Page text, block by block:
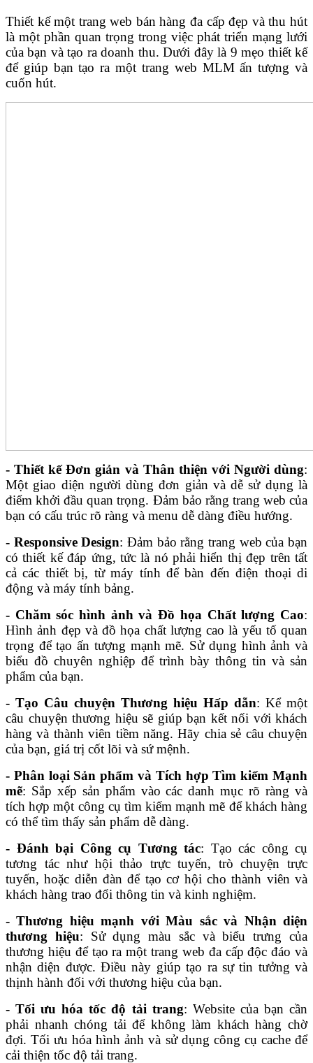
Thiết kế một trang web bán hàng đa cấp đẹp và thu hút
là một phần quan trọng trong việc phát triển mạng lưới
của bạn và tạo ra doanh thu. Dưới đây là 9 mẹo thiết kế
để giúp bạn tạo ra một trang web MLM ấn tượng và
cuốn hút.
- Thiết kế Đơn giản và Thân thiện với Người dùng:
Một giao diện người dùng đơn giản và dễ sử dụng là
điểm khởi đầu quan trọng. Đảm bảo rằng trang web của
bạn có cấu trúc rõ ràng và menu dễ dàng điều hướng.
- Responsive Design: Đảm bảo rằng trang web của bạn
có thiết kế đáp ứng, tức là nó phải hiển thị đẹp trên tất
cả các thiết bị, từ máy tính để bàn đến điện thoại di
động và máy tính bảng.
- Chăm sóc hình ảnh và Đồ họa Chất lượng Cao:
Hình ảnh đẹp và đồ họa chất lượng cao là yếu tố quan
trọng để tạo ấn tượng mạnh mẽ. Sử dụng hình ảnh và
biểu đồ chuyên nghiệp để trình bày thông tin và sản
phẩm của bạn.
- Tạo Câu chuyện Thương hiệu Hấp dẫn: Kể một
câu chuyện thương hiệu sẽ giúp bạn kết nối với khách
hàng và thành viên tiềm năng. Hãy chia sẻ câu chuyện
của bạn, giá trị cốt lõi và sứ mệnh.
- Phân loại Sản phẩm và Tích hợp Tìm kiếm Mạnh
mẽ: Sắp xếp sản phẩm vào các danh mục rõ ràng và
tích hợp một công cụ tìm kiếm mạnh mẽ để khách hàng
có thể tìm thấy sản phẩm dễ dàng.
- Đánh bại Công cụ Tương tác: Tạo các công cụ
tương tác như hội thảo trực tuyến, trò chuyện trực
tuyến, hoặc diễn đàn để tạo cơ hội cho thành viên và
khách hàng trao đổi thông tin và kinh nghiệm.
- Thương hiệu mạnh với Màu sắc và Nhận diện
thương hiệu: Sử dụng màu sắc và biểu trưng của
thương hiệu để tạo ra một trang web đa cấp độc đáo và
nhận diện được. Điều này giúp tạo ra sự tin tưởng và
thịnh hành đối với thương hiệu của bạn.
- Tối ưu hóa tốc độ tải trang: Website của bạn cần
phải nhanh chóng tải để không làm khách hàng chờ
đợi. Tối ưu hóa hình ảnh và sử dụng công cụ cache để
cải thiện tốc độ tải trang.